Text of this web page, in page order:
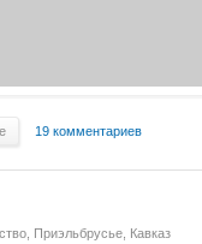
19 комментариев
Приэльбрусье, Кавказ